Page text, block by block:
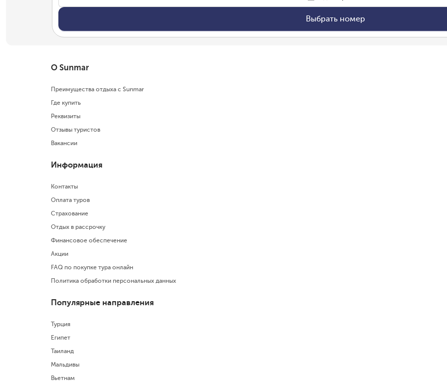
Выбрать номер
О Sunmar
Преимущества отдыха с Sunmar
Где купить
Реквизиты
Отзывы туристов
Вакансии
Информация
Контакты
Оплата туров
Страхование
Отдых в рассрочку
Финансовое обеспечение
Акции
FAQ по покупке тура онлайн
Политика обработки персональных данных
Популярные направления
Турция
Египет
Таиланд
Мальдивы
Вьетнам